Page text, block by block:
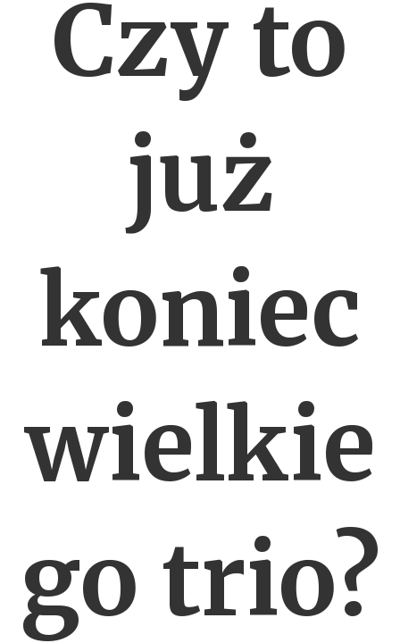
Czy to
już
koniec
wielkie
go trio?